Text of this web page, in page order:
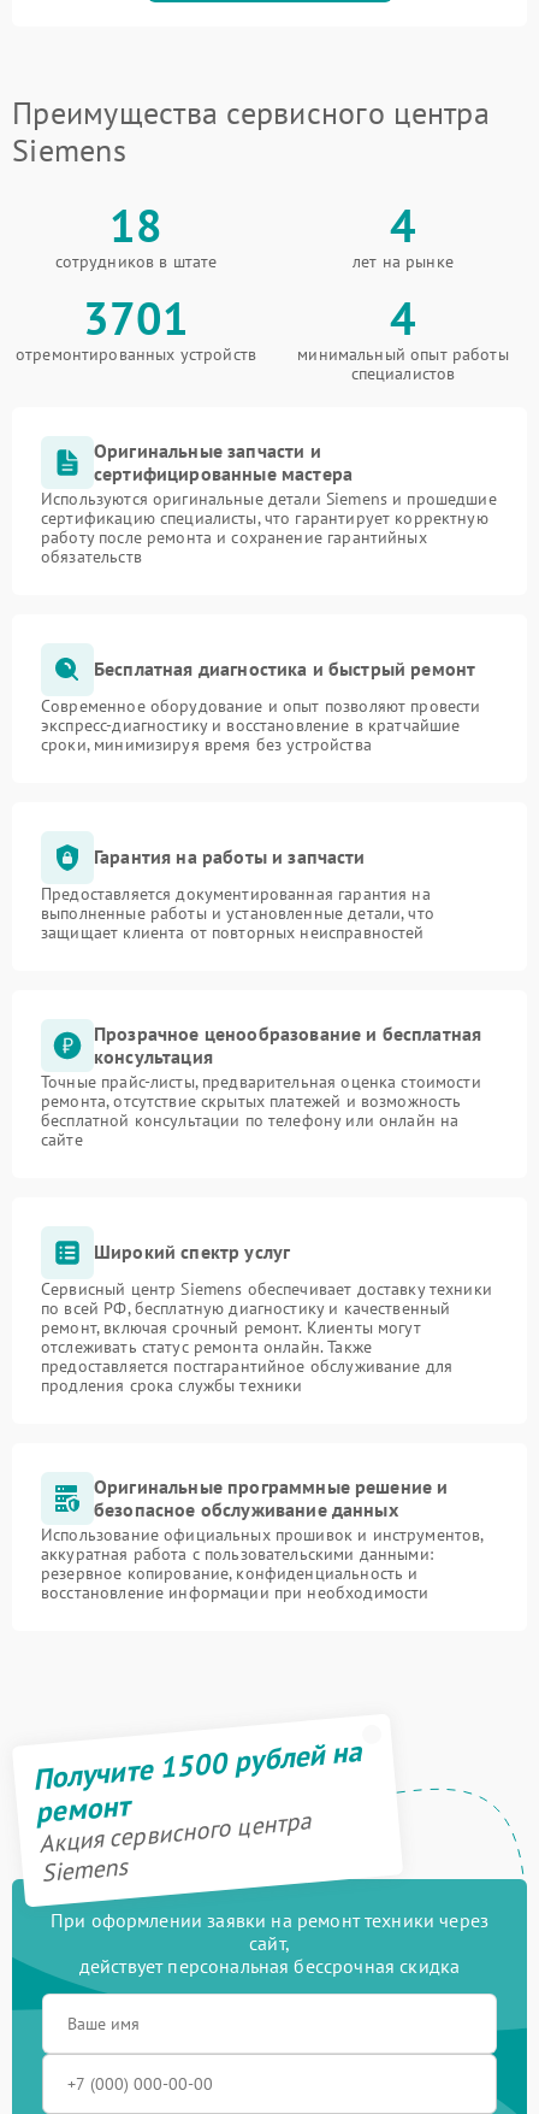
Преимущества сервисного центра
Siemens
18
сотрудников в штате
4
лет на рынке
3701
отремонтированных устройств
4
минимальный опыт работы
специалистов
Оригинальные запчасти и
сертифицированные мастера
Используются оригинальные детали Siemens и прошедшие
сертификацию специалисты, что гарантирует корректную
работу после ремонта и сохранение гарантийных
обязательств
Бесплатная диагностика и быстрый ремонт
Современное оборудование и опыт позволяют провести
экспресс-диагностику и восстановление в кратчайшие
сроки, минимизируя время без устройства
Гарантия на работы и запчасти
Предоставляется документированная гарантия на
выполненные работы и установленные детали, что
защищает клиента от повторных неисправностей
Прозрачное ценообразование и бесплатная
консультация
Точные прайс-листы, предварительная оценка стоимости
ремонта, отсутствие скрытых платежей и возможность
бесплатной консультации по телефону или онлайн на
сайте
Широкий спектр услуг
Сервисный центр Siemens обеспечивает доставку техники
по всей РФ, бесплатную диагностику и качественный
ремонт, включая срочный ремонт. Клиенты могут
отслеживать статус ремонта онлайн. Также
предоставляется постгарантийное обслуживание для
продления срока службы техники
Оригинальные программные решение и
безопасное обслуживание данных
Использование официальных прошивок и инструментов,
аккуратная работа с пользовательскими данными:
резервное копирование, конфиденциальность и
восстановление информации при необходимости
Получите 1500 рублей на
ремонт
Акция сервисного центра
Siemens
При оформлении заявки на ремонт техники через
сайт,
действует персональная бессрочная скидка